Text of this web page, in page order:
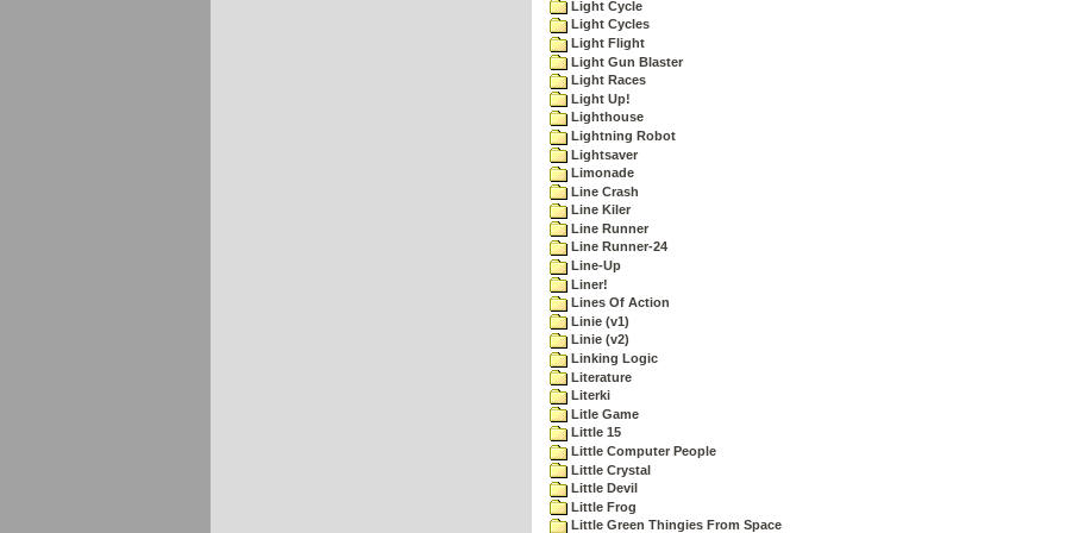
Light Cycle
Light Cycles
Light Flight
Light Gun Blaster
Light Races
Light Up!
Lighthouse
Lightning Robot
Lightsaver
Limonade
Line Crash
Line Kiler
Line Runner
Line Runner-24
Line-Up
Liner!
Lines Of Action
Linie (v1)
Linie (v2)
Linking Logic
Literature
Literki
Litle Game
Little 15
Little Computer People
Little Crystal
Little Devil
Little Frog
Little Green Thingies From Space